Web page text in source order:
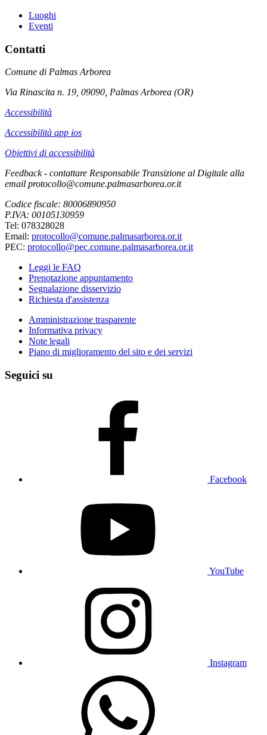
Luoghi
Eventi
Contatti
Comune di Palmas Arborea
Via Rinascita n. 19, 09090, Palmas Arborea (OR)
Accessibilità
Accessibilità app ios
Obiettivi di accessibilità
Feedback - contattare Responsabile Transizione al Digitale alla
email protocollo@comune.palmasarborea.or.it
Codice fiscale: 80006890950
P.IVA: 00105130959
Tel: 078328028
Email: protocollo@comune.palmasarborea.or.it
PEC: protocollo@pec.comune.palmasarborea.or.it
Leggi le FAQ
Prenotazione appuntamento
Segnalazione disservizio
Richiesta d'assistenza
Amministrazione trasparente
Informativa privacy
Note legali
Piano di miglioramento del sito e dei servizi
Seguici su
Facebook
YouTube
Instagram